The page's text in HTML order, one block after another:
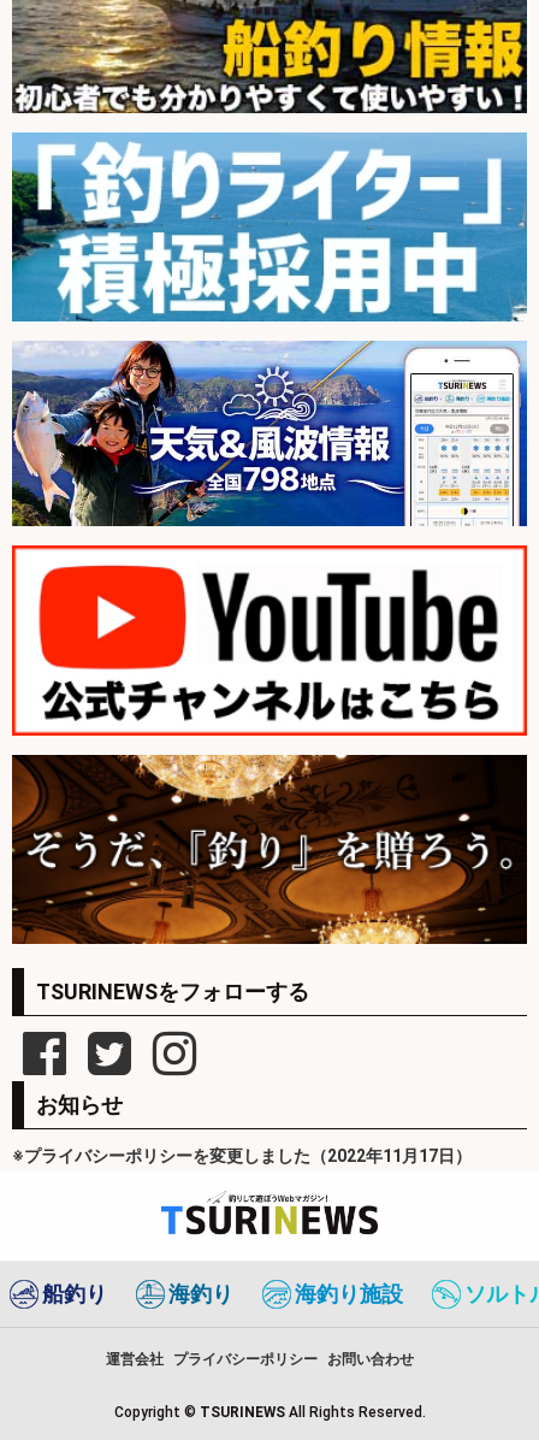
TSURINEWSをフォローする
お知らせ
※プライバシーポリシーを変更しました（2022年11月17日）
船釣り 海釣り 海釣り施設 ソルト
運営会社 プライバシーポリシー お問い合わせ
Copyright © TSURINEWS All Rights Reserved.